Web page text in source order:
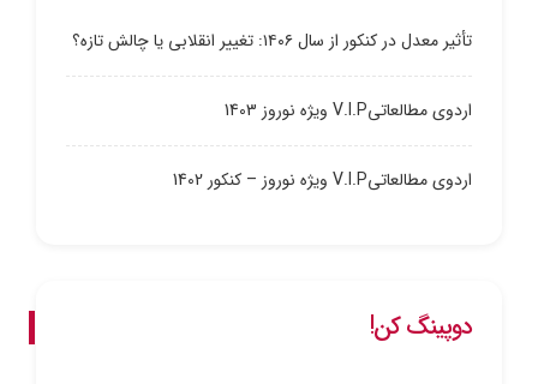
تأثیر معدل در کنکور از سال ۱۴۰۶: تغییر انقلابی یا چالش تازه؟
اردوی مطالعاتیV.I.P ویژه نوروز 1403
اردوی مطالعاتیV.I.P ویژه نوروز – کنکور 1402
دوپینگ کن!